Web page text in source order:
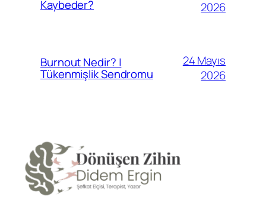
Kaybeder?
2026
Burnout Nedir? |
Tükenmişlik Sendromu
24 Mayıs
2026